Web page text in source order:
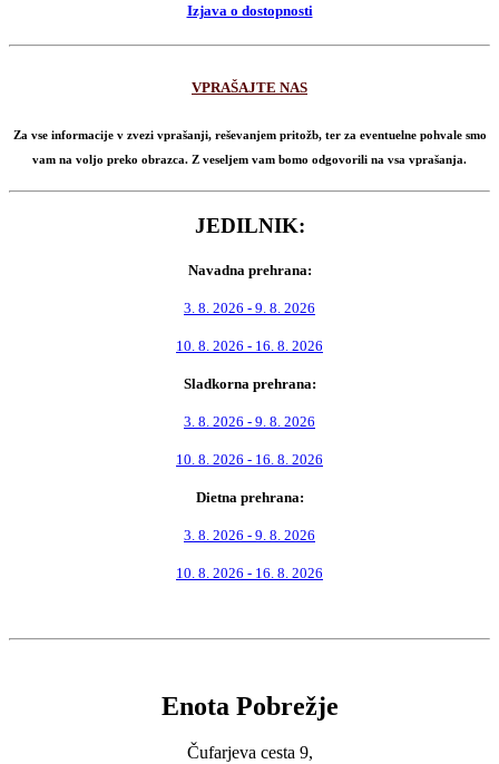
Izjava o dostopnosti
VPRAŠAJTE NAS
Za vse informacije v zvezi vprašanji, reševanjem pritožb, ter za eventuelne pohvale smo
vam na voljo preko obrazca. Z veseljem vam bomo odgovorili na vsa vprašanja.
JEDILNIK:
Navadna prehrana:
3. 8. 2026 - 9. 8. 2026
10. 8. 2026 - 16. 8. 2026
Sladkorna prehrana:
3. 8. 2026 - 9. 8. 2026
10. 8. 2026 - 16. 8. 2026
Dietna prehrana:
3. 8. 2026 - 9. 8. 2026
10. 8. 2026 - 16. 8. 2026
Enota Pobrežje
Čufarjeva cesta 9,